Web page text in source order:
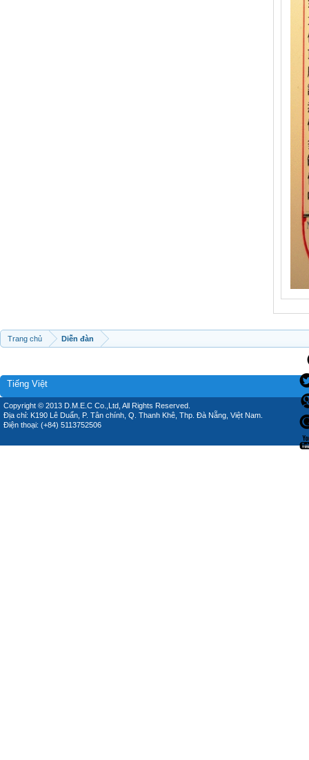
Trang chủ Diễn đàn
Tiếng Việt
Copyright © 2013 D.M.E.C Co.,Ltd, All Rights Reserved.
Địa chỉ: K190 Lê Duẩn, P. Tân chính, Q. Thanh Khê, Thp. Đà Nẵng, Việt Nam.
Điện thoại: (+84) 5113752506